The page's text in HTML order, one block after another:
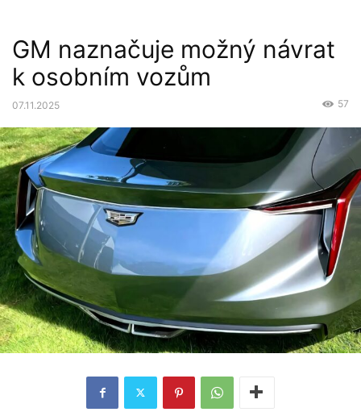
GM naznačuje možný návrat
k osobním vozům
07.11.2025 57